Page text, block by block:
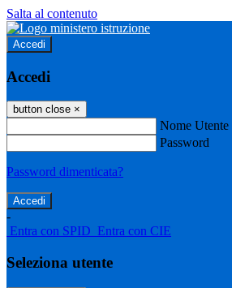
Salta al contenuto
Accedi
Accedi
button close ×
Nome Utente
Password
Password dimenticata?
-
Entra con SPID Entra con CIE
Seleziona utente